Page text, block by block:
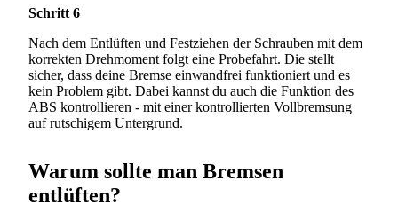
Schritt 6
Nach dem Entlüften und Festziehen der Schrauben mit dem
korrekten Drehmoment folgt eine Probefahrt. Die stellt
sicher, dass deine Bremse einwandfrei funktioniert und es
kein Problem gibt. Dabei kannst du auch die Funktion des
ABS kontrollieren - mit einer kontrollierten Vollbremsung
auf rutschigem Untergrund.
Warum sollte man Bremsen
entlüften?